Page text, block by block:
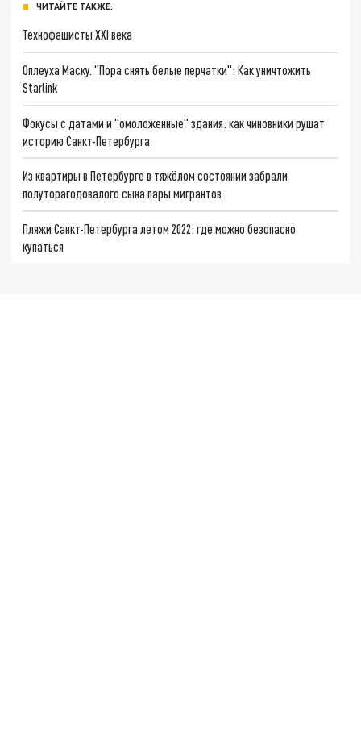
ЧИТАЙТЕ ТАКЖЕ:
Технофашисты XXI века
Оплеуха Маску. "Пора снять белые перчатки": Как уничтожить
Starlink
Фокусы с датами и "омоложенные" здания: как чиновники рушат
историю Санкт-Петербурга
Из квартиры в Петербурге в тяжёлом состоянии забрали
полуторагодовалого сына пары мигрантов
Пляжи Санкт-Петербурга летом 2022: где можно безопасно
купаться